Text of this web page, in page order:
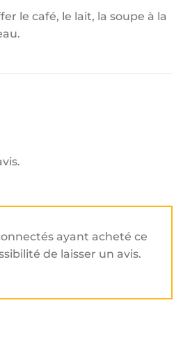
le café, le lait, la soupe à la
ayant acheté ce
de laisser un avis.